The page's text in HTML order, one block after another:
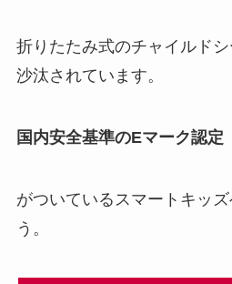
折りたたみ式のチャイルド
沙汰されています。
国内安全基準のEマーク認定
がついているスマートキッ
う。